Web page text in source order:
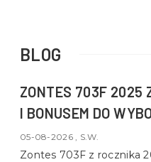
BLOG
ZONTES 703F 2025
I BONUSEM DO
05-08-2026 , S.W.
Zontes 703F z rocznika